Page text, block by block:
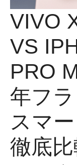
VIVO
VS
PRO
年フ
スマ
徹底